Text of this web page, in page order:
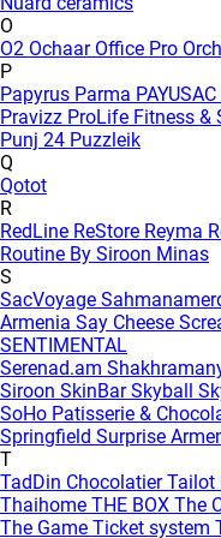
O
O2 Ochaar Office Pro
P
Papyrus Parma PAYUSAC
Pravizz ProLife Fitness &
Punj 24 Puzzleik
Q
Qotot
R
RedLine ReStore Reyma
Routine By Siroon Minas
S
SacVoyage
Armenia Say Cheese
SENTIMENTAL
Serenad.am
Siroon SkinBarSkyball
SoHo Patisserie &
Springfield Surprise
T
TadDin ChocolatierTailot
Thaihome THE BOX The
The Game Ticket system